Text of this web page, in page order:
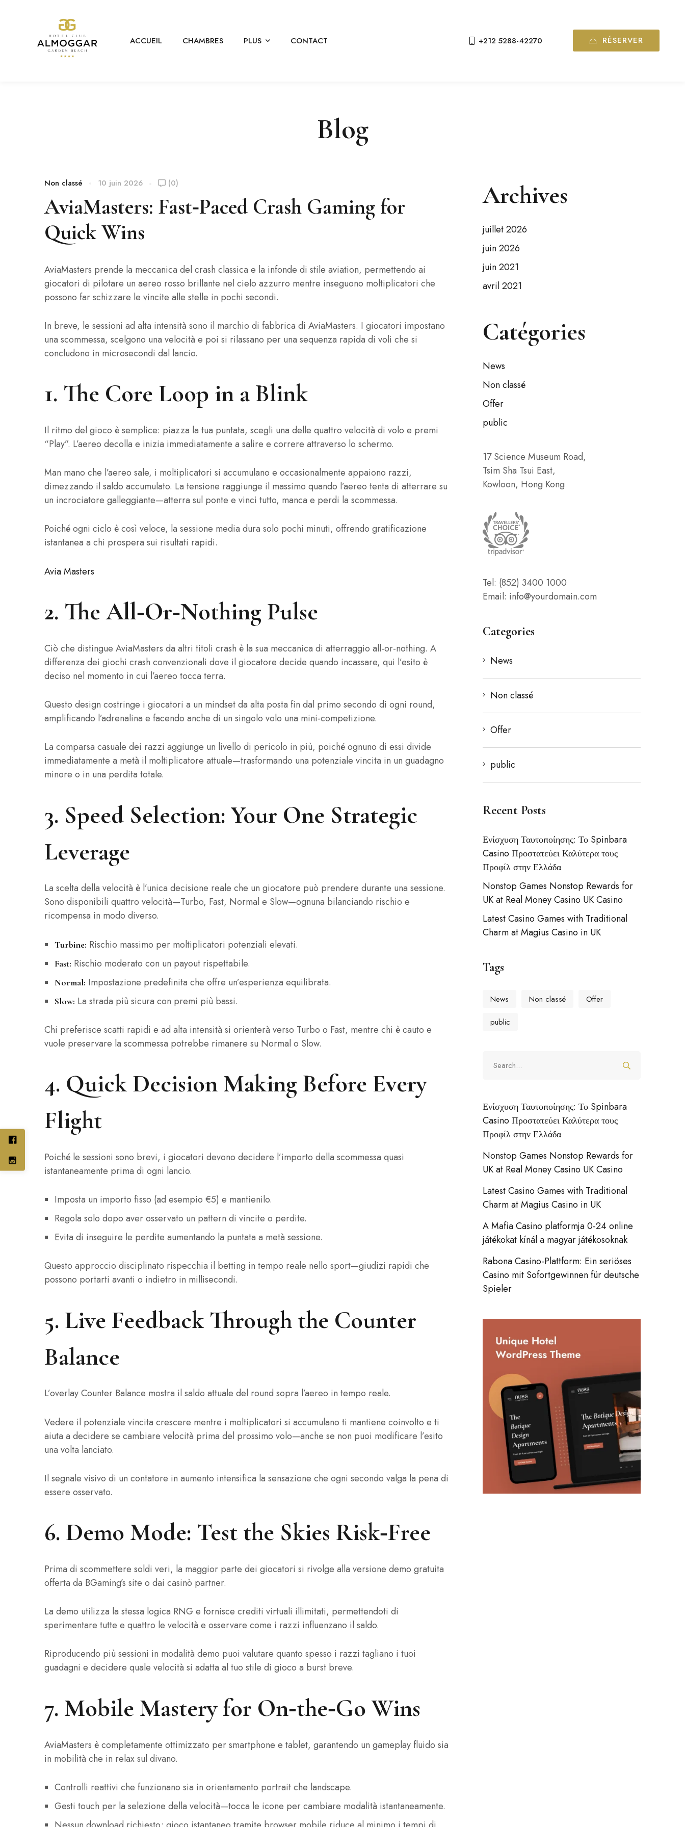
ACCUEIL CHAMBRES PLUS CONTACT +212 5288-42270 RÉSERVER
Blog
Non classé 10 juin 2026 (0)
AviaMasters: Fast‑Paced Crash Gaming for
Quick Wins
AviaMasters prende la meccanica del crash classica e la infonde di stile aviation, permettendo ai
giocatori di pilotare un aereo rosso brillante nel cielo azzurro mentre inseguono moltiplicatori che
possono far schizzare le vincite alle stelle in pochi secondi.
In breve, le sessioni ad alta intensità sono il marchio di fabbrica di AviaMasters. I giocatori impostano
una scommessa, scelgono una velocità e poi si rilassano per una sequenza rapida di voli che si
concludono in microsecondi dal lancio.
1. The Core Loop in a Blink
Il ritmo del gioco è semplice: piazza la tua puntata, scegli una delle quattro velocità di volo e premi
“Play”. L’aereo decolla e inizia immediatamente a salire e correre attraverso lo schermo.
Man mano che l’aereo sale, i moltiplicatori si accumulano e occasionalmente appaiono razzi,
dimezzando il saldo accumulato. La tensione raggiunge il massimo quando l’aereo tenta di atterrare su
un incrociatore galleggiante—atterra sul ponte e vinci tutto, manca e perdi la scommessa.
Poiché ogni ciclo è così veloce, la sessione media dura solo pochi minuti, offrendo gratificazione
istantanea a chi prospera sui risultati rapidi.
Avia Masters
2. The All‑Or‑Nothing Pulse
Ciò che distingue AviaMasters da altri titoli crash è la sua meccanica di atterraggio all‑or‑nothing. A
differenza dei giochi crash convenzionali dove il giocatore decide quando incassare, qui l’esito è
deciso nel momento in cui l’aereo tocca terra.
Questo design costringe i giocatori a un mindset da alta posta fin dal primo secondo di ogni round,
amplificando l’adrenalina e facendo anche di un singolo volo una mini‑competizione.
La comparsa casuale dei razzi aggiunge un livello di pericolo in più, poiché ognuno di essi divide
immediatamente a metà il moltiplicatore attuale—trasformando una potenziale vincita in un guadagno
minore o in una perdita totale.
3. Speed Selection: Your One Strategic
Leverage
La scelta della velocità è l’unica decisione reale che un giocatore può prendere durante una sessione.
Sono disponibili quattro velocità—Turbo, Fast, Normal e Slow—ognuna bilanciando rischio e
ricompensa in modo diverso.
Turbine: Rischio massimo per moltiplicatori potenziali elevati.
Fast: Rischio moderato con un payout rispettabile.
Normal: Impostazione predefinita che offre un’esperienza equilibrata.
Slow: La strada più sicura con premi più bassi.
Chi preferisce scatti rapidi e ad alta intensità si orienterà verso Turbo o Fast, mentre chi è cauto e
vuole preservare la scommessa potrebbe rimanere su Normal o Slow.
4. Quick Decision Making Before Every
Flight
Poiché le sessioni sono brevi, i giocatori devono decidere l’importo della scommessa quasi
istantaneamente prima di ogni lancio.
Imposta un importo fisso (ad esempio €5) e mantienilo.
Regola solo dopo aver osservato un pattern di vincite o perdite.
Evita di inseguire le perdite aumentando la puntata a metà sessione.
Questo approccio disciplinato rispecchia il betting in tempo reale nello sport—giudizi rapidi che
possono portarti avanti o indietro in millisecondi.
5. Live Feedback Through the Counter
Balance
L’overlay Counter Balance mostra il saldo attuale del round sopra l’aereo in tempo reale.
Vedere il potenziale vincita crescere mentre i moltiplicatori si accumulano ti mantiene coinvolto e ti
aiuta a decidere se cambiare velocità prima del prossimo volo—anche se non puoi modificare l’esito
una volta lanciato.
Il segnale visivo di un contatore in aumento intensifica la sensazione che ogni secondo valga la pena di
essere osservato.
6. Demo Mode: Test the Skies Risk‑Free
Prima di scommettere soldi veri, la maggior parte dei giocatori si rivolge alla versione demo gratuita
offerta da BGaming’s site o dai casinò partner.
La demo utilizza la stessa logica RNG e fornisce crediti virtuali illimitati, permettendoti di
sperimentare tutte e quattro le velocità e osservare come i razzi influenzano il saldo.
Riproducendo più sessioni in modalità demo puoi valutare quanto spesso i razzi tagliano i tuoi
guadagni e decidere quale velocità si adatta al tuo stile di gioco a burst breve.
7. Mobile Mastery for On‑the‑Go Wins
AviaMasters è completamente ottimizzato per smartphone e tablet, garantendo un gameplay fluido sia
in mobilità che in relax sul divano.
Controlli reattivi che funzionano sia in orientamento portrait che landscape.
Gesti touch per la selezione della velocità—tocca le icone per cambiare modalità istantaneamente.
Archives
juillet 2026
juin 2026
juin 2021
avril 2021
Catégories
News
Non classé
Offer
public
17 Science Museum Road,
Tsim Sha Tsui East,
Kowloon, Hong Kong
Tel: (852) 3400 1000
Email: info@yourdomain.com
Categories
News
Non classé
Offer
public
Recent Posts
Ενίσχυση Ταυτοποίησης: Το Spinbara
Casino Προστατεύει Καλύτερα τους
Προφίλ στην Ελλάδα
Nonstop Games Nonstop Rewards for
UK at Real Money Casino UK Casino
Latest Casino Games with Traditional
Charm at Magius Casino in UK
Tags
News Non classé Offer
public
Ενίσχυση Ταυτοποίησης: Το Spinbara
Casino Προστατεύει Καλύτερα τους
Προφίλ στην Ελλάδα
Nonstop Games Nonstop Rewards for
UK at Real Money Casino UK Casino
Latest Casino Games with Traditional
Charm at Magius Casino in UK
A Mafia Casino platformja 0-24 online
játékokat kínál a magyar játékosoknak
Rabona Casino-Plattform: Ein seriöses
Casino mit Sofortgewinnen für deutsche
Spieler